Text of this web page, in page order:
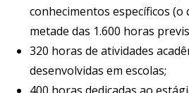
conhecimentos específicos
metade das 1.600 horas
320 horas de atividades
desenvolvidas em escolas;